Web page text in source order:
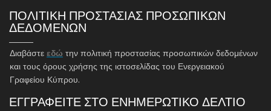
ΠΟΛΙΤΙΚΗ ΠΡΟΣΤΑΣΙΑΣ ΠΡΟΣΩΠΙΚΩΝ
ΔΕΔΟΜΕΝΩΝ
Διαβάστε εδώ την πολιτική προστασίας προσωπικών δεδομένων
και τους όρους χρήσης της ιστοσελίδας του Ενεργειακού
Γραφείου Κύπρου.
ΕΓΓΡΑΦΕΙΤΕ ΣΤΟ ΕΝΗΜΕΡΩΤΙΚΟ ΔΕΛΤΙΟ